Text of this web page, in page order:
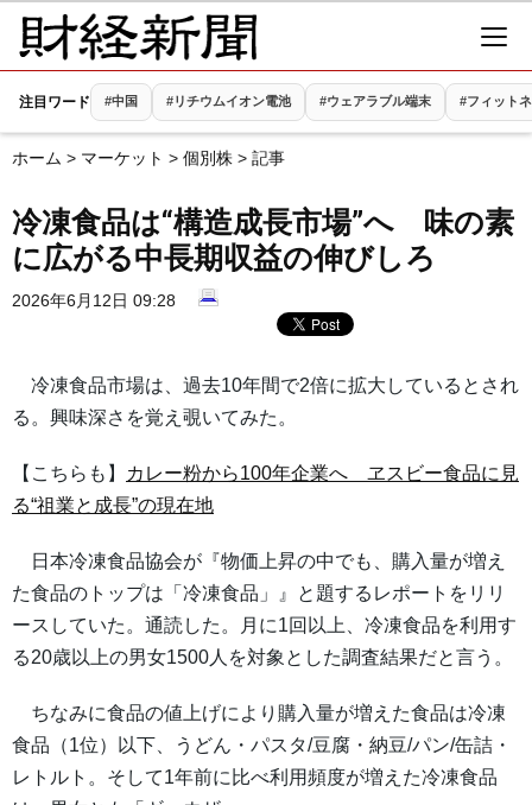
注目ワード #中国 #リチウムイオン電池 #ウェアラブル端末 #フィット
ホーム > マーケット > 個別株 > 記事
冷凍食品は“構造成長市場”へ 味の素
に広がる中長期収益の伸びしろ
2026年6月12日 09:28
冷凍食品市場は、過去10年間で2倍に拡大しているとされ
る。興味深さを覚え覗いてみた。
【こちらも】
カレー粉から100年企業へ ヱスビー食品に見
る“祖業と成長”の現在地
日本冷凍食品協会が『物価上昇の中でも、購入量が増え
た食品のトップは「冷凍食品」』と題するレポートをリリ
ースしていた。通読した。月に1回以上、冷凍食品を利用す
る20歳以上の男女1500人を対象とした調査結果だと言う。
ちなみに食品の値上げにより購入量が増えた食品は冷凍
食品（1位）以下、うどん・パスタ/豆腐・納豆/パン/缶詰・
レトルト。そして1年前に比べ利用頻度が増えた冷凍食品